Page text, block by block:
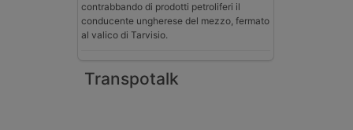
contrabbando di prodotti petroliferi il
conducente ungherese del mezzo, fermato
al valico di Tarvisio.
Transpotalk